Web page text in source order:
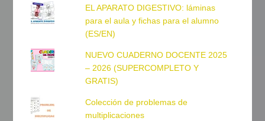
EL APARATO DIGESTIVO: láminas
para el aula y fichas para el alumno
(ES/EN)
NUEVO CUADERNO DOCENTE 2025
– 2026 (SUPERCOMPLETO Y
GRATIS)
Colección de problemas de
multiplicaciones